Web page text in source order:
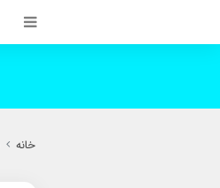
خانه